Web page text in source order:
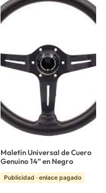
Maletín Universal de Cuero
Genuino 14” en Negro
Publicidad · enlace pagado